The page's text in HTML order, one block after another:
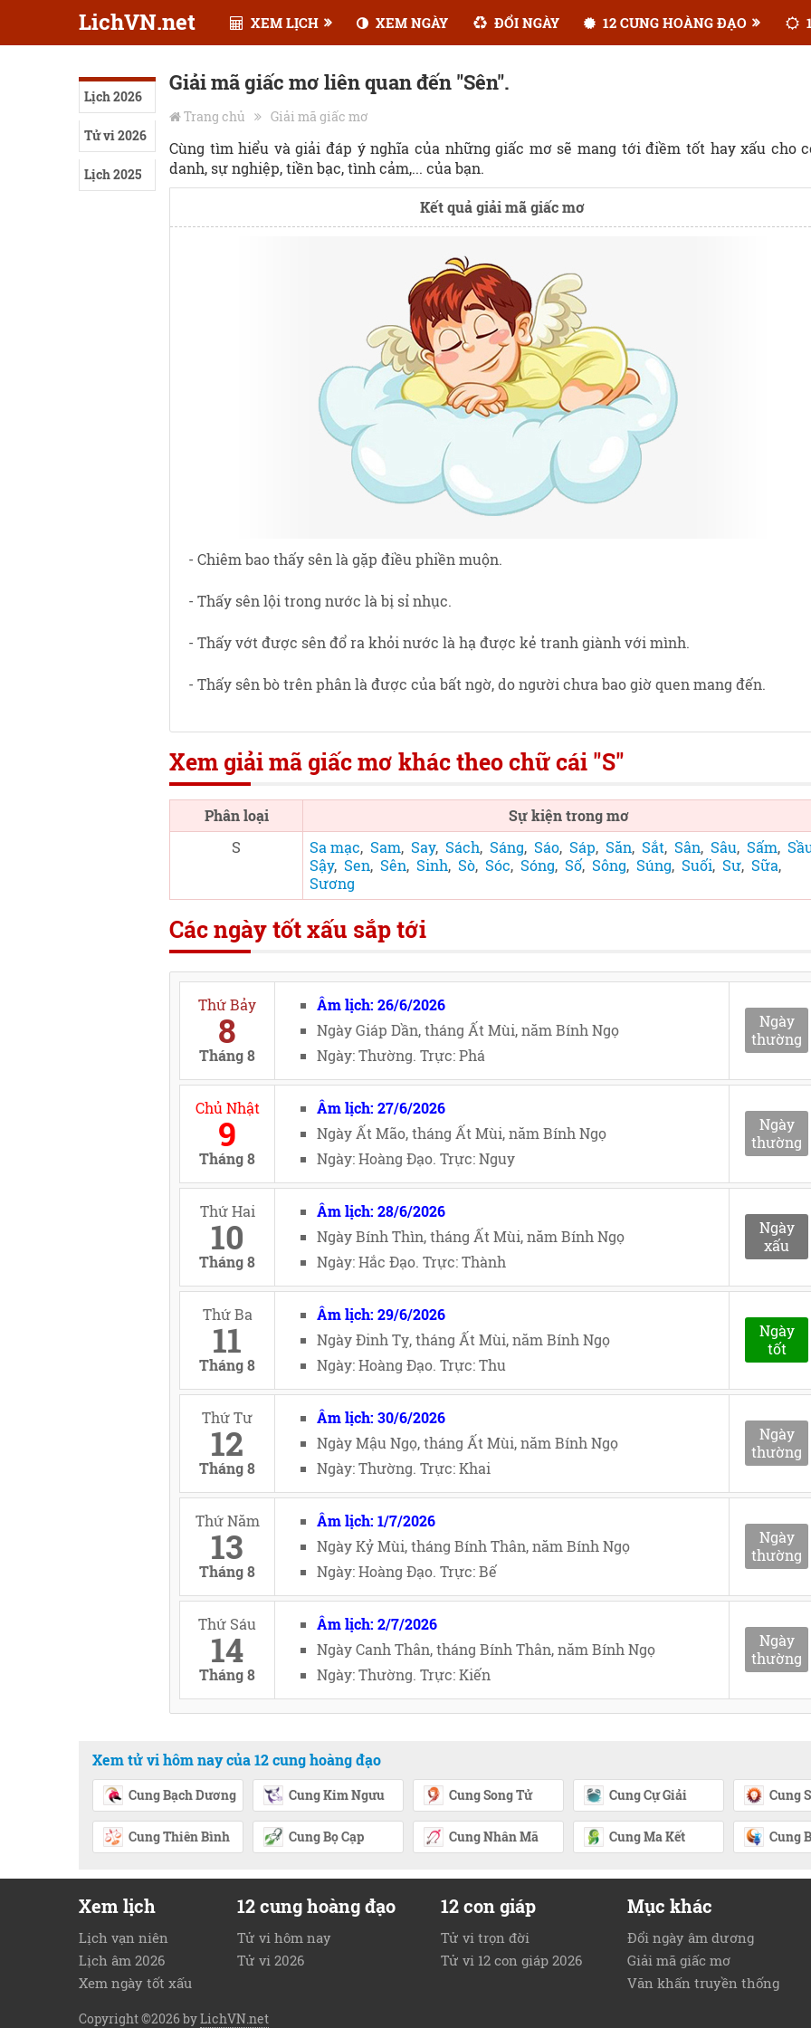
LichVN.net XEM LỊCH XEM NGÀY ĐỔI NGÀY 12 CUNG HOÀNG ĐẠO
Lịch 2026
Tử vi 2026
Lịch 2025
Giải mã giấc mơ liên quan đến "Sên".
Trang chủ Giải mã giấc mơ
Cùng tìm hiểu và giải đáp ý nghĩa của những giấc mơ sẽ mang tới điềm tốt hay xấu cho
danh, sự nghiệp, tiền bạc, tình cảm,... của bạn.
Kết quả giải mã giấc mơ
- Chiêm bao thấy sên là gặp điều phiền muộn.
- Thấy sên lội trong nước là bị sỉ nhục.
- Thấy vớt được sên đổ ra khỏi nước là hạ được kẻ tranh giành với mình.
- Thấy sên bò trên phân là được của bất ngờ, do người chưa bao giờ quen mang đến.
Xem giải mã giấc mơ khác theo chữ cái "S"
Phân loại
Sự kiện trong mơ
S
Sa mạc, Sam, Say, Sách, Sáng, Sáo, Sáp, Săn, Sắt, Sân, Sâu, Sấm,
Sậy, Sen, Sên, Sinh, Sò, Sóc, Sóng, Số, Sông, Súng, Suối, Sư, Sữa,
Sương
Các ngày tốt xấu sắp tới
Thứ Bảy
8
Tháng 8
Âm lịch: 26/6/2026
Ngày Giáp Dần, tháng Ất Mùi, năm Bính Ngọ
Ngày: Thường. Trực: Phá
Ngày
thường
Chủ Nhật
9
Tháng 8
Âm lịch: 27/6/2026
Ngày Ất Mão, tháng Ất Mùi, năm Bính Ngọ
Ngày: Hoàng Đạo. Trực: Nguy
Ngày
thường
Thứ Hai
10
Tháng 8
Âm lịch: 28/6/2026
Ngày Bính Thìn, tháng Ất Mùi, năm Bính Ngọ
Ngày: Hắc Đạo. Trực: Thành
Ngày
xấu
Thứ Ba
11
Tháng 8
Âm lịch: 29/6/2026
Ngày Đinh Tỵ, tháng Ất Mùi, năm Bính Ngọ
Ngày: Hoàng Đạo. Trực: Thu
Ngày
tốt
Thứ Tư
12
Tháng 8
Âm lịch: 30/6/2026
Ngày Mậu Ngọ, tháng Ất Mùi, năm Bính Ngọ
Ngày: Thường. Trực: Khai
Ngày
thường
Thứ Năm
13
Tháng 8
Âm lịch: 1/7/2026
Ngày Kỷ Mùi, tháng Bính Thân, năm Bính Ngọ
Ngày: Hoàng Đạo. Trực: Bế
Ngày
thường
Thứ Sáu
14
Tháng 8
Âm lịch: 2/7/2026
Ngày Canh Thân, tháng Bính Thân, năm Bính Ngọ
Ngày: Thường. Trực: Kiến
Ngày
thường
Xem tử vi hôm nay của 12 cung hoàng đạo
Cung Bạch Dương Cung Kim Ngưu Cung Song Tử Cung Cự Giải Cung
Cung Thiên Bình Cung Bọ Cạp Cung Nhân Mã Cung Ma Kết Cung
Xem lịch
Lịch vạn niên
Lịch âm 2026
Xem ngày tốt xấu
12 cung hoàng đạo
Tử vi hôm nay
Tử vi 2026
12 con giáp
Tử vi trọn đời
Tử vi 12 con giáp 2026
Mục khác
Đổi ngày âm dương
Giải mã giấc mơ
Văn khấn truyền thống
Copyright ©2026 byLichVN.net